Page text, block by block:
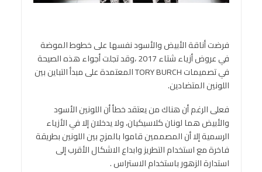
فرضت أناقة الأبيض والأسود نفسها على خطوط الموضة
في عروض أزياء شتاء 2017 ،وقد تجلت أجواء هذه الصيحة
في تصميمات TORY BURCH المعتمدة على مبدأ التباين بين
اللونين المتضادين.
فعلى الرغم أن هناك من يعتقد خطأ أن اللونين الأسود
والأبيض هما لونان كلاسيكيان، ولا يدخلان إلا في الأزياء
الرسمية إلا أن المصممين قاموا بالمزج بين اللونين بطريقة
فاخرة مع استخدام التطريز وابداع الاشكال الأقرب إلى
استدارة الزهور باستخدام الاستراس .